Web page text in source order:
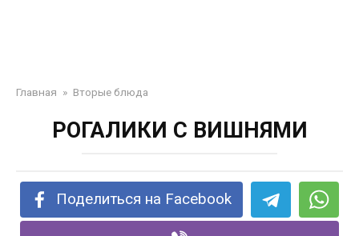
Главная » Вторые блюда
РОГАЛИКИ С ВИШНЯМИ
Поделиться на Facebook